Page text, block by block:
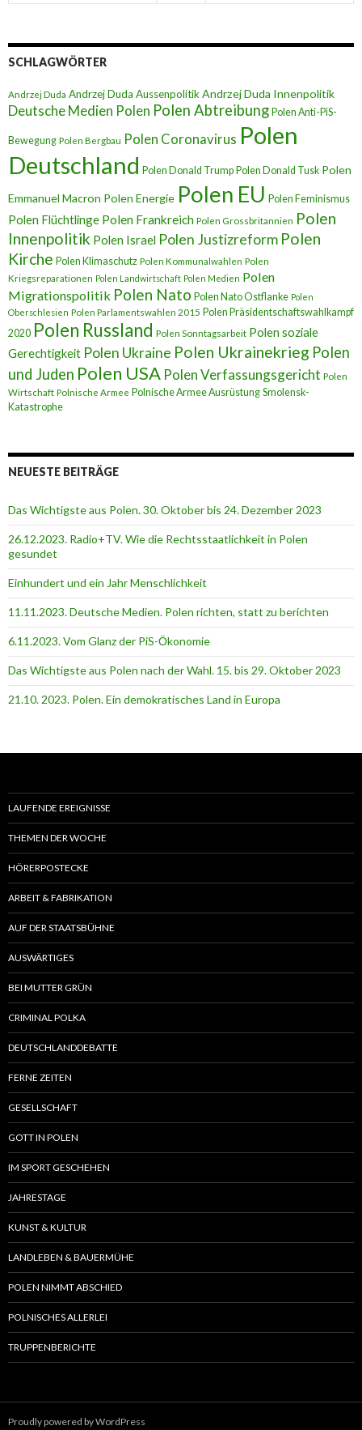
SCHLAGWÖRTER
Andrzej Duda Andrzej Duda AussenpolitikAndrzej Duda Innenpolitik
Deutsche Medien Polen Polen Abtreibung Polen Anti-PiS-
Bewegung Polen Bergbau Polen Coronavirus Polen
Deutschland Polen Donald Trump Polen Donald Tusk Polen
Emmanuel Macron Polen Energie Polen EU Polen Feminismus
Polen Flüchtlinge Polen Frankreich Polen Grossbritannien Polen
Innenpolitik Polen Israel Polen Justizreform Polen
Kirche Polen Klimaschutz Polen Kommunalwahlen Polen
Kriegsreparationen Polen Landwirtschaft Polen Medien Polen
Migrationspolitik Polen Nato Polen Nato Ostflanke Polen
Oberschlesien Polen Parlamentswahlen 2015 Polen Präsidentschaftswahlkampf
2020 Polen Russland Polen Sonntagsarbeit Polen soziale
Gerechtigkeit Polen Ukraine Polen Ukrainekrieg Polen
und Juden Polen USA Polen Verfassungsgericht Polen
Wirtschaft Polnische Armee Polnische Armee Ausrüstung Smolensk-
Katastrophe
NEUESTE BEITRÄGE
Das Wichtigste aus Polen. 30. Oktober bis 24. Dezember 2023
26.12.2023. Radio+TV. Wie die Rechtsstaatlichkeit in Polen
gesundet
Einhundert und ein Jahr Menschlichkeit
11.11.2023. Deutsche Medien. Polen richten, statt zu berichten
6.11.2023. Vom Glanz der PiS-Ӧkonomie
Das Wichtigste aus Polen nach der Wahl. 15. bis 29. Oktober 2023
21.10. 2023. Polen. Ein demokratisches Land in Europa
LAUFENDE EREIGNISSE
THEMEN DER WOCHE
HÖRERPOSTECKE
ARBEIT & FABRIKATION
AUF DER STAATSBÜHNE
AUSWÄRTIGES
BEI MUTTER GRÜN
CRIMINAL POLKA
DEUTSCHLANDDEBATTE
FERNE ZEITEN
GESELLSCHAFT
GOTT IN POLEN
IM SPORT GESCHEHEN
JAHRESTAGE
KUNST & KULTUR
LANDLEBEN & BAUERMÜHE
POLEN NIMMT ABSCHIED
POLNISCHES ALLERLEI
TRUPPENBERICHTE
Proudly powered by WordPress